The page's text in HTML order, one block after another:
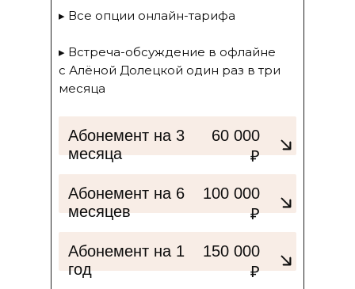
▸ Все опции онлайн-тарифа
▸ Встреча-обсуждение в офлайне
с Алёной Долецкой один раз в три
месяца
Абонемент на 3
месяца
60 000
₽
Абонемент на 6
месяцев
100 000
₽
Абонемент на 1
год
150 000
₽